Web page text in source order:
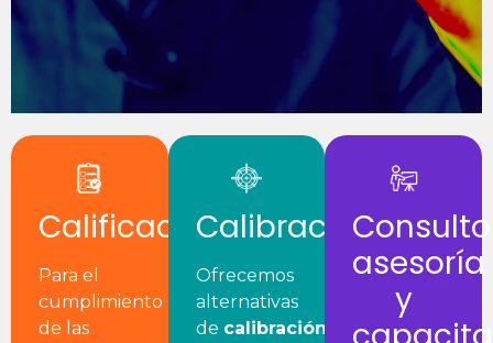
Calificación
Para el
cumplimiento
de las
Calibración
Ofrecemos
alternativas
de calibración
asesoría
y